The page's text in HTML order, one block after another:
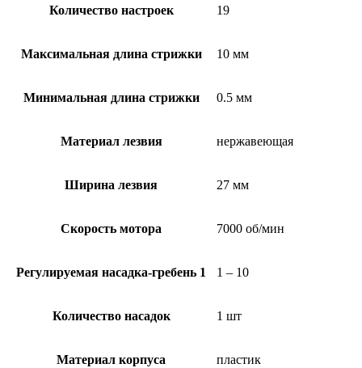
Количество настроек 19
Максимальная длина стрижки 10 мм
Минимальная длина стрижки 0.5 мм
Материал лезвия нержавеющая
Ширина лезвия 27 мм
Скорость мотора 7000 об/мин
Регулируемая насадка-гребень 1 1 – 10
Количество насадок 1 шт
Материал корпуса пластик